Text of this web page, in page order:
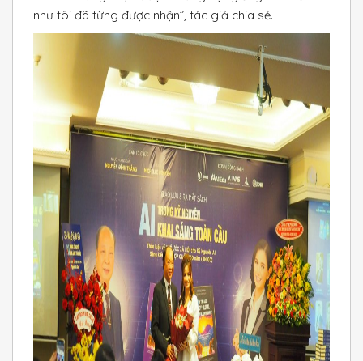
như tôi đã từng được nhận”, tác giả chia sẻ.